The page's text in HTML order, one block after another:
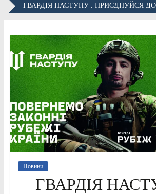
ГВАРДІЯ НАСТУПУ . ПРИЄДНУЙСЯ ДО
Новини
ГВАРДІЯ